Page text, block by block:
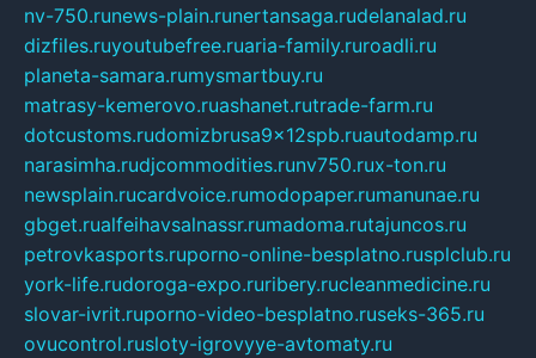
nv-750.runews-plain.runertansaga.rudelanalad.ru
dizfiles.ruyoutubefree.ruaria-family.ruroadli.ru
planeta-samara.rumysmartbuy.ru
matrasy-kemerovo.ruashanet.rutrade-farm.ru
dotcustoms.rudomizbrusa9x12spb.ruautodamp.ru
narasimha.rudjcommodities.runv750.rux-ton.ru
newsplain.rucardvoice.rumodopaper.rumanunae.ru
gbget.rualfeihavsalnassr.rumadoma.rutajuncos.ru
petrovkasports.ruporno-online-besplatno.rusplclub.ru
york-life.rudoroga-expo.ruribery.rucleanmedicine.ru
slovar-ivrit.ruporno-video-besplatno.ruseks-365.ru
ovucontrol.rusloty-igrovyye-avtomaty.ru